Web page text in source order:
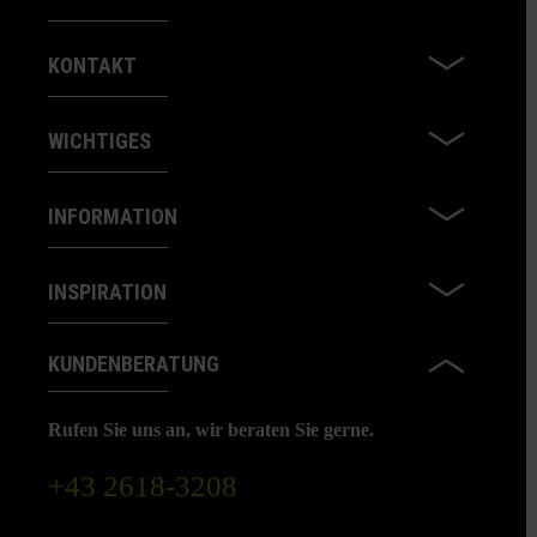
KONTAKT
WICHTIGES
INFORMATION
INSPIRATION
KUNDENBERATUNG
Rufen Sie uns an, wir beraten Sie gerne.
+43 2618-3208